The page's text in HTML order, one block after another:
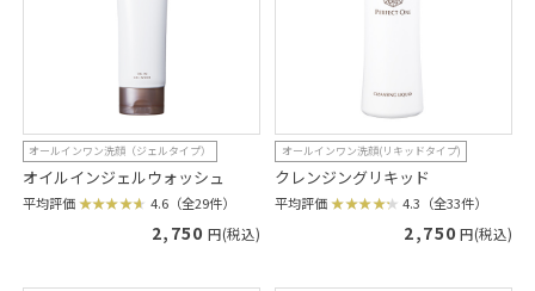
オールインワン洗顔（ジェルタイプ）
オイルインジェルウォッシュ
平均評価 4.6（全29件）
2,750 円(税込)
オールインワン洗顔(リキッドタイプ)
クレンジングリキッド
平均評価 4.3（全33件）
2,750 円(税込)